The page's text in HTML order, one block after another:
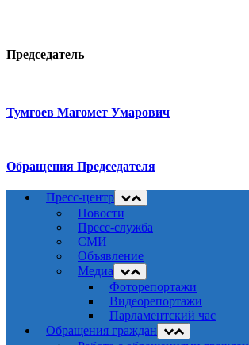
Председатель
Тумгоев Магомет Умарович
Обращения Председателя
Пресс-центр
Новости
Пресс-служба
СМИ
Объявление
Медиа
Фоторепортажи
Видеорепортажи
Парламентский час
Обращения граждан